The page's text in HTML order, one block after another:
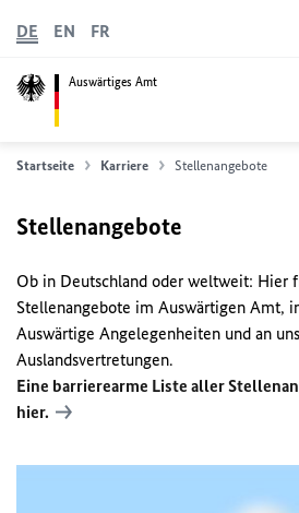
Auswärtiges Amt
DE EN FR
Startseite Karriere Stellenangebote
Stellenangebote
Ob in Deutschland oder weltweit: Hier
Stellenangebote im Auswärtigen Amt,
Auswärtige Angelegenheiten und an
Auslandsvertretungen.
Eine barrierearme Liste aller
hier.